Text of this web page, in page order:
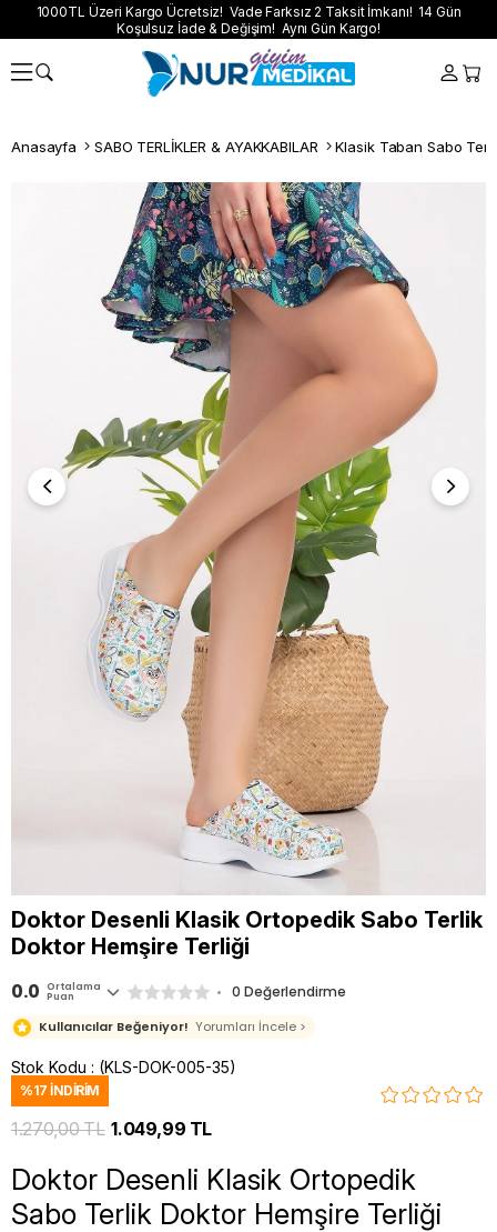
1000TL Üzeri Kargo Ücretsiz! Vade Farksız 2 Taksit İmkanı! 14 Gün
Koşulsuz İade & Değişim! Aynı Gün Kargo!
Anasayfa SABO TERLİKLER & AYAKKABILAR Klasik Taban Sabo
Doktor Desenli Klasik Ortopedik Sabo Terlik
Doktor Hemşire Terliği
0.0 Ortalama
Puan 0 Değerlendirme
Kullanıcılar Beğeniyor! Yorumları İncele >
Stok Kodu (KLS-DOK-005-35)
%17 İNDIRIM
1.270,00 TL 1.049,99 TL
Doktor Desenli Klasik Ortopedik
Sabo Terlik Doktor Hemşire Terliği